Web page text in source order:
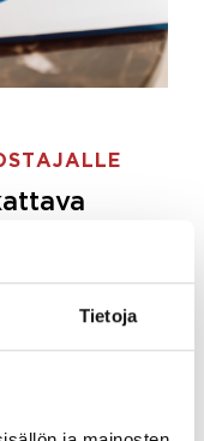
Tietoja
ja etsimme juuri